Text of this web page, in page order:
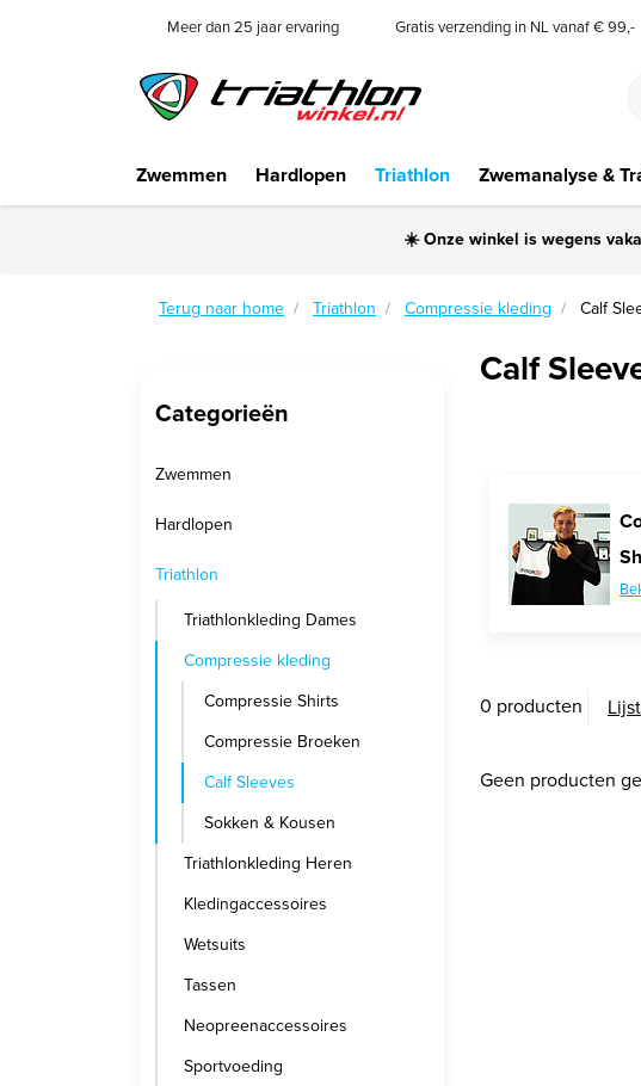
Meer dan 25 jaar ervaring Gratis verzending in NL vanaf € 99,-
Zwemmen Hardlopen Triathlon Zwemanalyse &
☀️ Onze winkel is wegens
Terug naar home Triathlon Compressie kleding Calf
Calf
0 producten Lijst
Geen producten
Categorieën
Zwemmen
Hardlopen
Triathlon
Triathlonkleding Dames
Compressie kleding
Compressie Shirts
Compressie Broeken
Calf Sleeves
Sokken & Kousen
Triathlonkleding Heren
Kledingaccessoires
Wetsuits
Tassen
Neopreenaccessoires
Sportvoeding